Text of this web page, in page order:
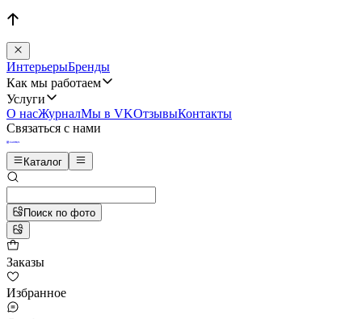
ИнтерьерыБренды
Как мы работаем
Услуги
О насЖурналМы в VKОтзывыКонтакты
Связаться с нами
Каталог
Поиск по фото
Заказы
Избранное